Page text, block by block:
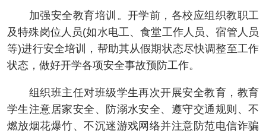
加强安全教育培训。开学前，各校应组织教职工
及特殊岗位人员(如水电工、食堂工作人员、宿管人员
等)进行安全培训，帮助其从假期状态尽快调整至工作
状态，做好开学各项安全事故预防工作。
组织班主任对班级学生再次开展安全教育，教育
学生注意居家安全、防溺水安全、遵守交通规则、不
燃放烟花爆竹、不沉迷游戏网络并注意防范电信诈骗